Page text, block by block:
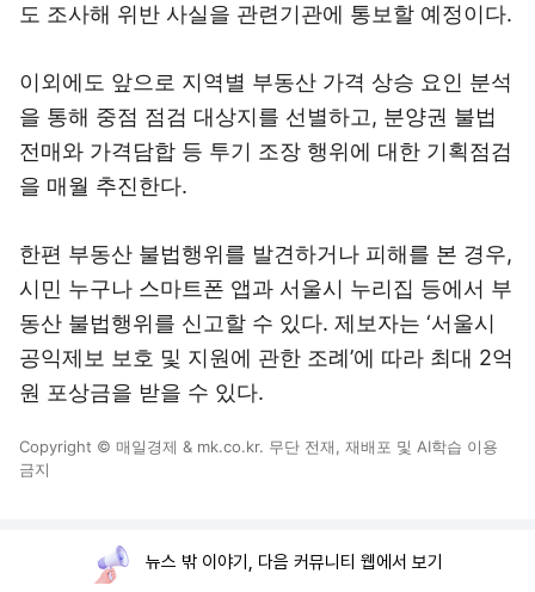
도 조사해 위반 사실을 관련기관에 통보할 예정이다.
이외에도 앞으로 지역별 부동산 가격 상승 요인 분석
을 통해 중점 점검 대상지를 선별하고, 분양권 불법
전매와 가격담합 등 투기 조장 행위에 대한 기획점검
을 매월 추진한다.
한편 부동산 불법행위를 발견하거나 피해를 본 경우,
시민 누구나 스마트폰 앱과 서울시 누리집 등에서 부
동산 불법행위를 신고할 수 있다. 제보자는 ‘서울시
공익제보 보호 및 지원에 관한 조례’에 따라 최대 2억
원 포상금을 받을 수 있다.
Copyright © 매일경제 & mk.co.kr. 무단 전재, 재배포 및 AI학습 이용
금지
뉴스 밖 이야기, 다음 커뮤니티 웹에서 보기